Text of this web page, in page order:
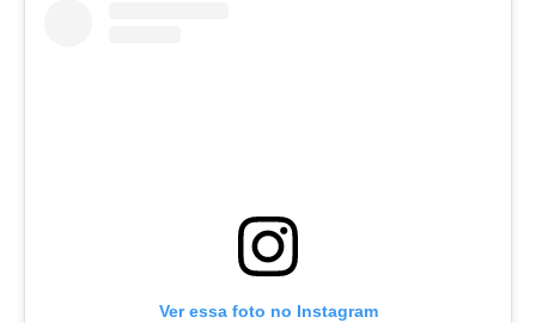
Ver essa foto no Instagram